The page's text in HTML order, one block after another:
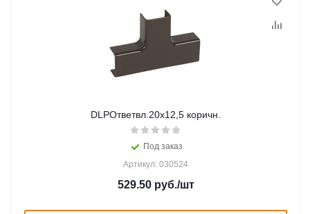
DLPОтветвл.20х12,5 коричн.
Под заказ
Артикул: 030524
529.50руб./шт